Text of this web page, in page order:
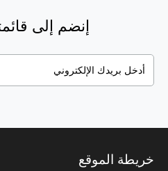
إنضم إلى
خريطة الموقع